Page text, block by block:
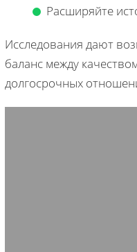
Расширяйте
Исследования дают
баланс между
долгосрочных